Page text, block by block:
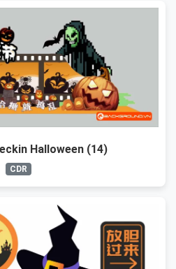
Halloween (14)
CDR